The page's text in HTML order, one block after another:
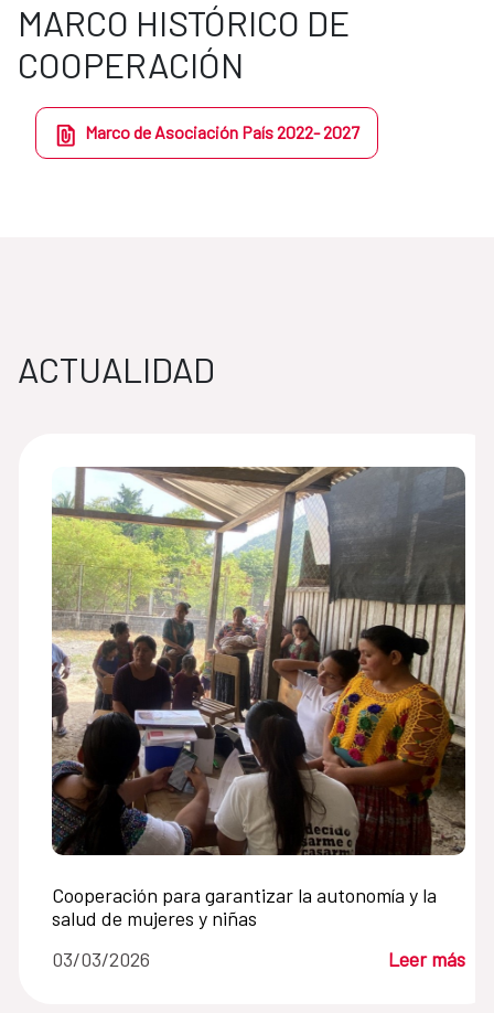
MARCO HISTÓRICO DE
COOPERACIÓN
​Marco de Asociación País 2022- 2027
ACTUALIDAD
Cooperación para garantizar la autonomía y la
salud de mujeres y niñas
03/03/2026
Leer más